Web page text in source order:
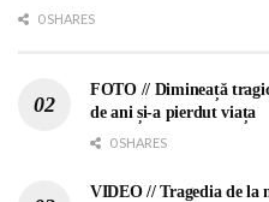
0 SHARES
FOTO // Dimineață
de ani și-a pierdut viața
0 SHARES
VIDEO // Tragedia de la